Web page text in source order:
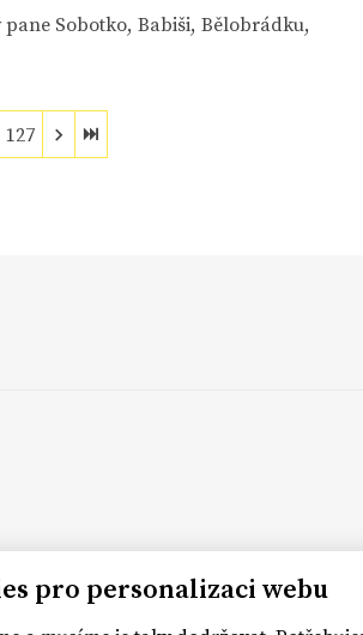
pane Sobotko, Babiši, Bělobrádku,
127
pro personalizaci webu